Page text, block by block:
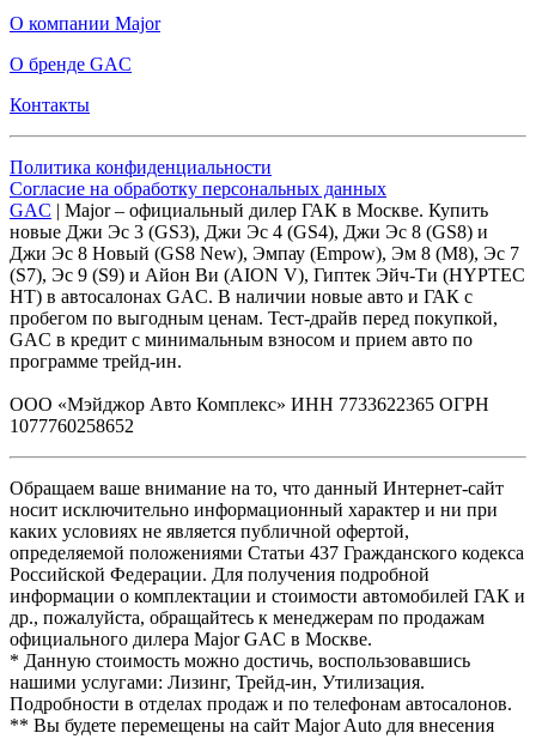
О компании Major
О бренде GAC
Контакты
Политика конфиденциальности
Согласие на обработку персональных данных
GAC | Major – официальный дилер ГАК в Москве. Купить
новые Джи Эс 3 (GS3), Джи Эс 4 (GS4), Джи Эс 8 (GS8) и
Джи Эс 8 Новый (GS8 New), Эмпау (Empow), Эм 8 (M8), Эс 7
(S7), Эс 9 (S9) и Айон Ви (AION V), Гиптек Эйч-Ти (HYPTEC
HT) в автосалонах GAC. В наличии новые авто и ГАК с
пробегом по выгодным ценам. Тест-драйв перед покупкой,
GAC в кредит с минимальным взносом и прием авто по
программе трейд-ин.
ООО «Мэйджор Авто Комплекс» ИНН 7733622365 ОГРН
1077760258652
Обращаем ваше внимание на то, что данный Интернет-сайт
носит исключительно информационный характер и ни при
каких условиях не является публичной офертой,
определяемой положениями Статьи 437 Гражданского кодекса
Российской Федерации. Для получения подробной
информации о комплектации и стоимости автомобилей ГАК и
др., пожалуйста, обращайтесь к менеджерам по продажам
официального дилера Major GAC в Москве.
* Данную стоимость можно достичь, воспользовавшись
нашими услугами: Лизинг, Трейд-ин, Утилизация.
Подробности в отделах продаж и по телефонам автосалонов.
** Вы будете перемещены на сайт Major Auto для внесения